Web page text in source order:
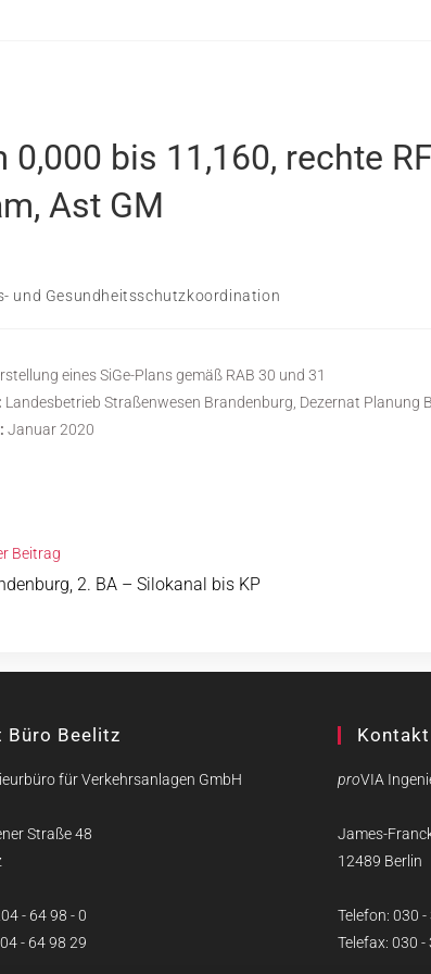
0,000 bis 11,160, rechte
Ast GM
und Gesundheitsschutzkoordination
eines SiGe-Plans gemäß RAB 30 und 31
Landesbetrieb Straßenwesen Brandenburg, Dezernat Planung
Januar 2020
Beitrag
2. BA – Silokanal bis KP
Büro Beelitz
für Verkehrsanlagen GmbH
Straße 48
- 64 98 - 0
- 64 98 29
proVIA
James-
12489 Berlin
Telefon: 030
Telefax: 030 -